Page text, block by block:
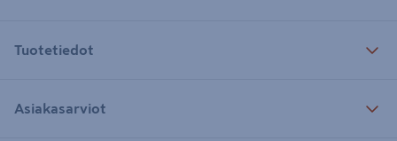
Tuotetiedot
Asiakasarviot